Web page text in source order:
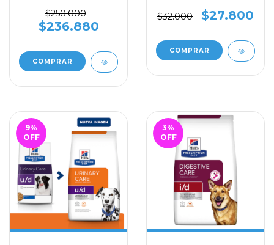
Prescription diet (para
problemas
gastrointestinales)
$250.000
$236.880
$32.000 $27.800
9%
OFF
3%
OFF